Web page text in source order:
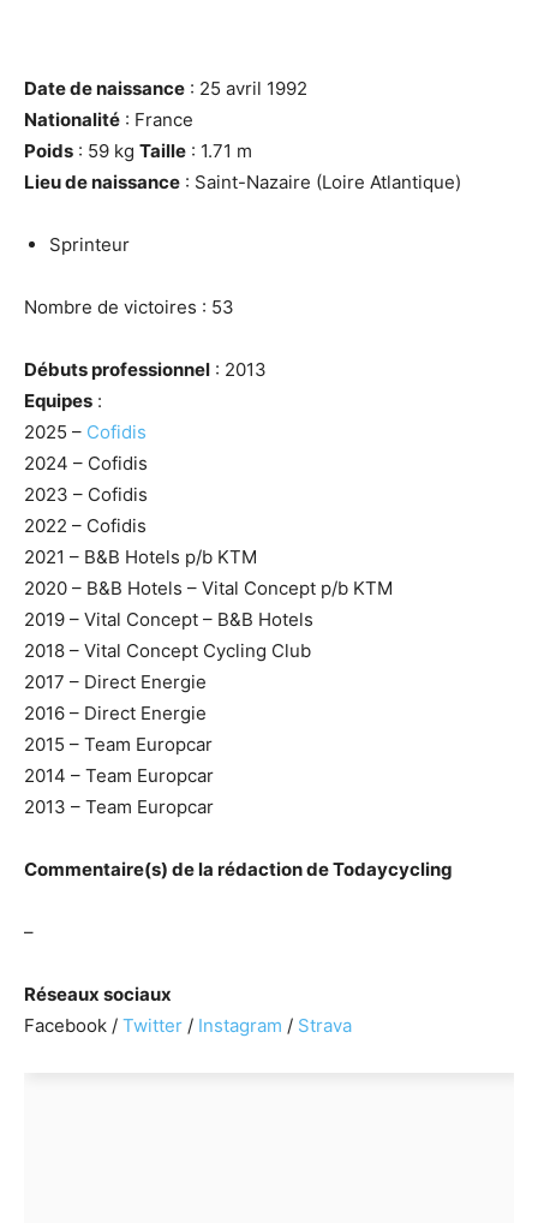
Date de naissance : 25 avril 1992
Nationalité : France
Poids : 59 kg Taille : 1.71 m
Lieu de naissance : Saint-Nazaire (Loire Atlantique)
Sprinteur
Nombre de victoires : 53
Débuts professionnel : 2013
Equipes :
2025 – Cofidis
2024 – Cofidis
2023 – Cofidis
2022 – Cofidis
2021 – B&B Hotels p/b KTM
2020 – B&B Hotels – Vital Concept p/b KTM
2019 – Vital Concept – B&B Hotels
2018 – Vital Concept Cycling Club
2017 – Direct Energie
2016 – Direct Energie
2015 – Team Europcar
2014 – Team Europcar
2013 – Team Europcar
Commentaire(s) de la rédaction de Todaycycling
–
Réseaux sociaux
Facebook / Twitter / Instagram / Strava